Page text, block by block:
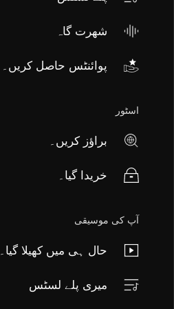
شھرت گاہ
پوائنٹس حاصل کریں۔
اسٹور
براؤز کریں۔
خریدا گیا۔
آپ کی موسیقی
حال ہی میں کھیلا گیا۔
میری پلے لسٹس